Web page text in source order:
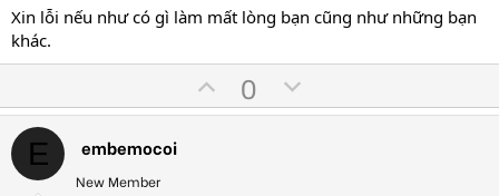
Xin lỗi nếu như có gì làm mất lòng bạn cũng như những bạn
khác.
p
0
o
E embemocoi
New Member